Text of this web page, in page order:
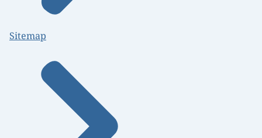
Sitemap